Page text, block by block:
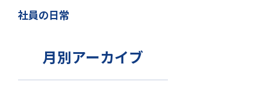
社員の日常
月別アーカイブ